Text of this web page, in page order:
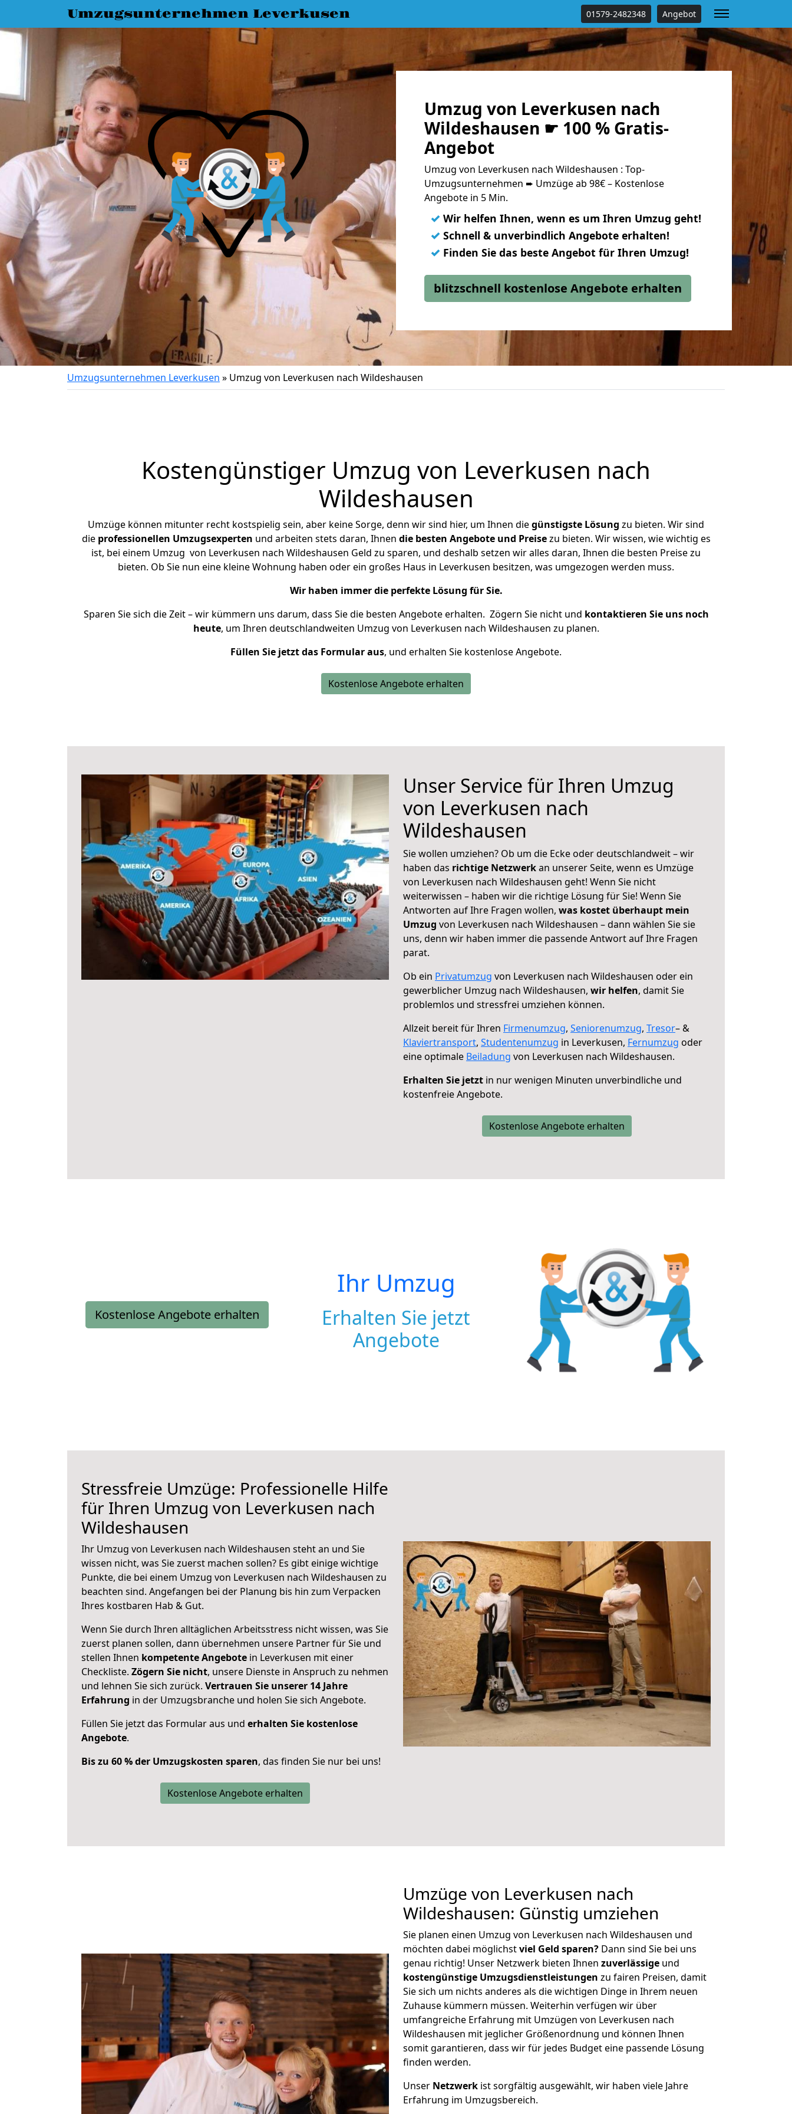
Umzugsunternehmen Leverkusen 01579-2482348 Angebot
Umzug von Leverkusen nach
Wildeshausen ☛ 100 % Gratis-
Angebot
Umzug von Leverkusen nach Wildeshausen : Top-
Umzugsunternehmen ➨ Umzüge ab 98€ – Kostenlose
Angebote in 5 Min.
✓ Wir helfen Ihnen, wenn es um Ihren Umzug geht!
✓ Schnell & unverbindlich Angebote erhalten!
✓ Finden Sie das beste Angebot für Ihren Umzug!
blitzschnell kostenlose Angebote erhalten
Umzugsunternehmen Leverkusen » Umzug von Leverkusen nach Wildeshausen
Kostengünstiger Umzug von Leverkusen nach
Wildeshausen
Umzüge können mitunter recht kostspielig sein, aber keine Sorge, denn wir sind hier, um Ihnen diegünstigste Lösung zu bieten. Wir sind
die professionellen Umzugsexperten und arbeiten stets daran, Ihnen die besten Angebote und Preisezu bieten. Wir wissen, wie wichtig es
ist, bei einem Umzug von Leverkusen nach Wildeshausen Geld zu sparen, und deshalb setzen wir alles daran, Ihnen die besten Preise zu
bieten. Ob Sie nun eine kleine Wohnung haben oder ein großes Haus in Leverkusen besitzen, was umgezogen werden muss.
Wir haben immer die perfekte Lösung für Sie.
Sparen Sie sich die Zeit – wir kümmern uns darum, dass Sie die besten Angebote erhalten. Zögern Sie nicht und kontaktieren Sie uns noch
heute, um Ihren deutschlandweiten Umzug von Leverkusen nach Wildeshausen zu planen.
Füllen Sie jetzt das Formular aus, und erhalten Sie kostenlose Angebote.
Kostenlose Angebote erhalten
Unser Service für Ihren Umzug
von Leverkusen nach
Wildeshausen
Sie wollen umziehen? Ob um die Ecke oder deutschlandweit – wir
haben das richtige Netzwerkan unserer Seite, wenn es Umzüge
von Leverkusen nach Wildeshausen geht! Wenn Sie nicht
weiterwissen – haben wir die richtige Lösung für Sie! Wenn Sie
Antworten auf Ihre Fragen wollen, was kostet überhaupt mein
Umzug von Leverkusen nach Wildeshausen – dann wählen Sie sie
uns, denn wir haben immer die passende Antwort auf Ihre Fragen
parat.
Ob ein Privatumzug von Leverkusen nach Wildeshausen oder ein
gewerblicher Umzug nach Wildeshausen, wir helfen, damit Sie
problemlos und stressfrei umziehen können.
Allzeit bereit für Ihren Firmenumzug, Seniorenumzug, Tresor– &
Klaviertransport, Studentenumzug in Leverkusen, Fernumzug oder
eine optimale Beiladung von Leverkusen nach Wildeshausen.
Erhalten Sie jetzt in nur wenigen Minuten unverbindliche und
kostenfreie Angebote.
Kostenlose Angebote erhalten
Kostenlose Angebote erhalten
Ihr Umzug
Erhalten Sie jetzt
Angebote
Stressfreie Umzüge: Professionelle Hilfe
für Ihren Umzug von Leverkusen nach
Wildeshausen
Ihr Umzug von Leverkusen nach Wildeshausen steht an und Sie
wissen nicht, was Sie zuerst machen sollen? Es gibt einige wichtige
Punkte, die bei einem Umzug von Leverkusen nach Wildeshausen zu
beachten sind. Angefangen bei der Planung bis hin zum Verpacken
Ihres kostbaren Hab & Gut.
Wenn Sie durch Ihren alltäglichen Arbeitsstress nicht wissen, was Sie
zuerst planen sollen, dann übernehmen unsere Partner für Sie und
stellen Ihnen kompetente Angebote in Leverkusen mit einer
Checkliste. Zögern Sie nicht, unsere Dienste in Anspruch zu nehmen
und lehnen Sie sich zurück. Vertrauen Sie unserer 14 Jahre
Erfahrung in der Umzugsbranche und holen Sie sich Angebote.
Füllen Sie jetzt das Formular aus und erhalten Sie kostenlose
Angebote.
Bis zu 60 % der Umzugskosten sparen, das finden Sie nur bei uns!
Kostenlose Angebote erhalten
Umzüge von Leverkusen nach
Wildeshausen: Günstig umziehen
Sie planen einen Umzug von Leverkusen nach Wildeshausen und
möchten dabei möglichstviel Geld sparen? Dann sind Sie bei uns
genau richtig! Unser Netzwerk bieten Ihnen zuverlässige und
kostengünstige Umzugsdienstleistungen zu fairen Preisen, damit
Sie sich um nichts anderes als die wichtigen Dinge in Ihrem neuen
Zuhause kümmern müssen. Weiterhin verfügen wir über
umfangreiche Erfahrung mit Umzügen von Leverkusen nach
Wildeshausen mit jeglicher Größenordnung und können Ihnen
somit garantieren, dass wir für jedes Budget eine passende Lösung
finden werden.
Unser Netzwerk ist sorgfältig ausgewählt, wir haben viele Jahre
Erfahrung im Umzugsbereich.